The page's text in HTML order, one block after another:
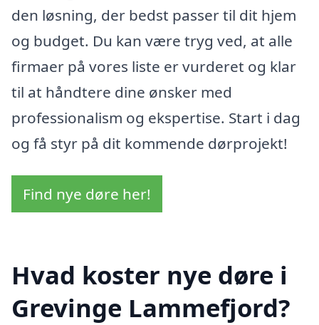
den løsning, der bedst passer til dit hjem
og budget. Du kan være tryg ved, at alle
firmaer på vores liste er vurderet og klar
til at håndtere dine ønsker med
professionalism og ekspertise. Start i dag
og få styr på dit kommende dørprojekt!
Find nye døre her!
Hvad koster nye døre i
Grevinge Lammefjord?